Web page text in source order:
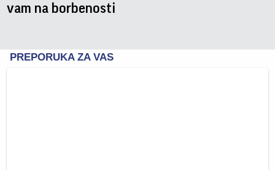
vam na borbenosti